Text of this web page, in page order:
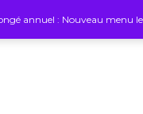
annuel : Nouveau menu